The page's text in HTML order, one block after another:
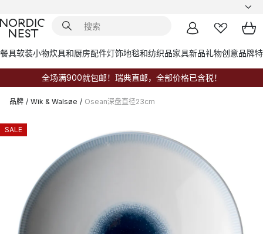
餐具软装小物炊具和厨房配件灯饰地毯和纺织品家具新品礼物创意品牌
全场满900就包邮！瑞典直邮，全部价格已含税！
品牌 / Wik & Walsøe / Osean深盘直径23cm
SALE